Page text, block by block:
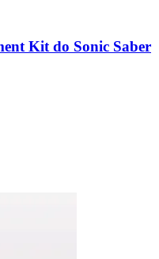
Kit do Sonic Saber